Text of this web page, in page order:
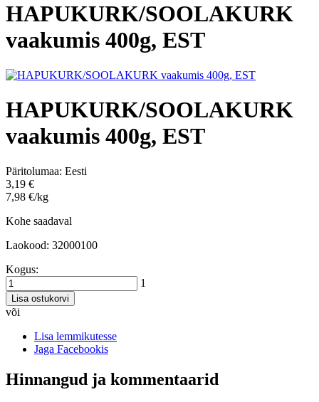
HAPUKURK/SOOLAKURK
vaakumis 400g, EST
HAPUKURK/SOOLAKURK
vaakumis 400g, EST
Päritolumaa: Eesti
3,19 €
7,98 €/kg
Kohe saadaval
Laokood: 32000100
Kogus:
1
Lisa ostukorvi
või
Lisa lemmikutesse
Jaga Facebookis
Hinnangud ja kommentaarid